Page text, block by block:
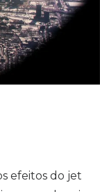
efeitos do jet